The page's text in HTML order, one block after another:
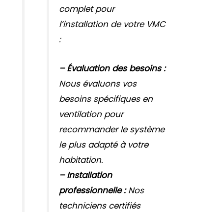
complet pour
l’installation de votre VMC
:
– Évaluation des besoins :
Nous évaluons vos
besoins spécifiques en
ventilation pour
recommander le système
le plus adapté à votre
habitation.
– Installation
professionnelle :Nos
techniciens certifiés